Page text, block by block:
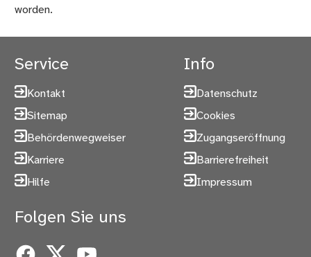
worden.
Service
Kontakt
Sitemap
Behördenwegweiser
Karriere
Hilfe
Info
Datenschutz
Cookies
Zugangseröffnung
Barrierefreiheit
Impressum
Folgen Sie uns
Facebook
X YouTube